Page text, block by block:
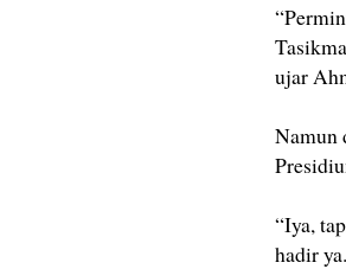
ujar
Namun
“Iya,
hadir